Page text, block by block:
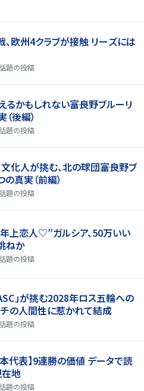
欧州4クラブが接触 リーズには
題の投稿
るかもしれない――富良野ブルーリ
後編）
題の投稿
文化人が挑む、北の球団――富良野ブ
真実（前編）
題の投稿
上恋人♡”ガルシア、50万いい
ねか
題の投稿
」が挑む2028年ロス五輪への
の人間性に惹かれて結成
題の投稿
代表】9連勝の価値 データで読
在地
題の投稿